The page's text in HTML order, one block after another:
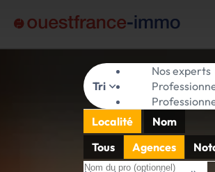
Tri
Nos experts
Localité
Nom
Tous
Agences